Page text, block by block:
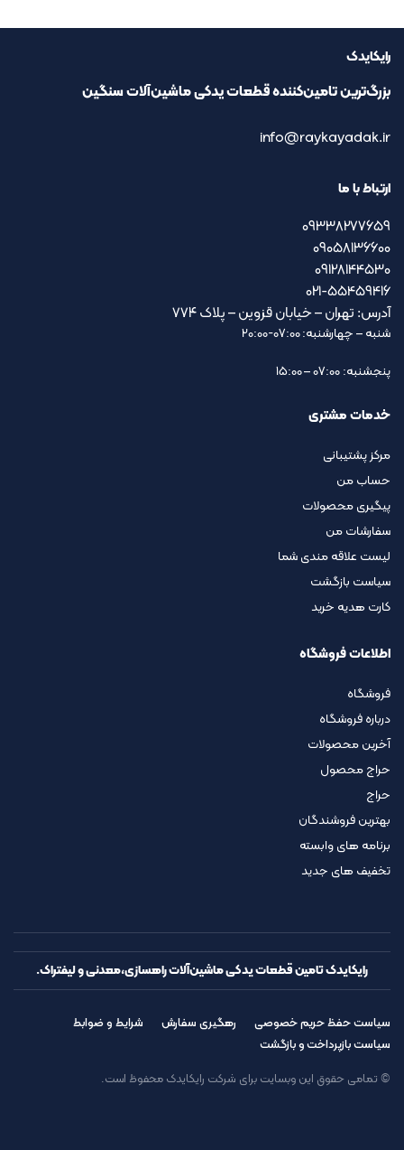
رایکایدک
بزرگ‌ترین تامین‌کننده قطعات یدکی ماشین‌آلات سنگین
info@raykayadak.ir
ارتباط با ما
09338277659
09058136600
09128144530
021-55459416
آدرس: تهران – خیابان قزوین – پلاک ۷۷۴
شنبه – چهارشنبه: 07:00-20:00
پنجشنبه: 07:00 – 15:00
خدمات مشتری
مرکز پشتیبانی
حساب من
پیگیری محصولات
سفارشات من
لیست علاقه مندی شما
سیاست بازگشت
کارت هدیه خرید
اطلاعات فروشگاه
فروشگاه
درباره فروشگاه
آخرین محصولات
حراج محصول
حراج
بهترین فروشندگان
برنامه های وابسته
تخفیف های جدید
رایکایدک تامین قطعات یدکی ماشین‌آلات راهسازی،معدنی و لیفتراک.
سیاست حفظ حریم خصوصی رهگیری سفارش
شرایط و ضوابط
سیاست بازپرداخت و بازگشت
© تمامی حقوق این وبسایت برای شرکت رایکایدک محفوظ است.